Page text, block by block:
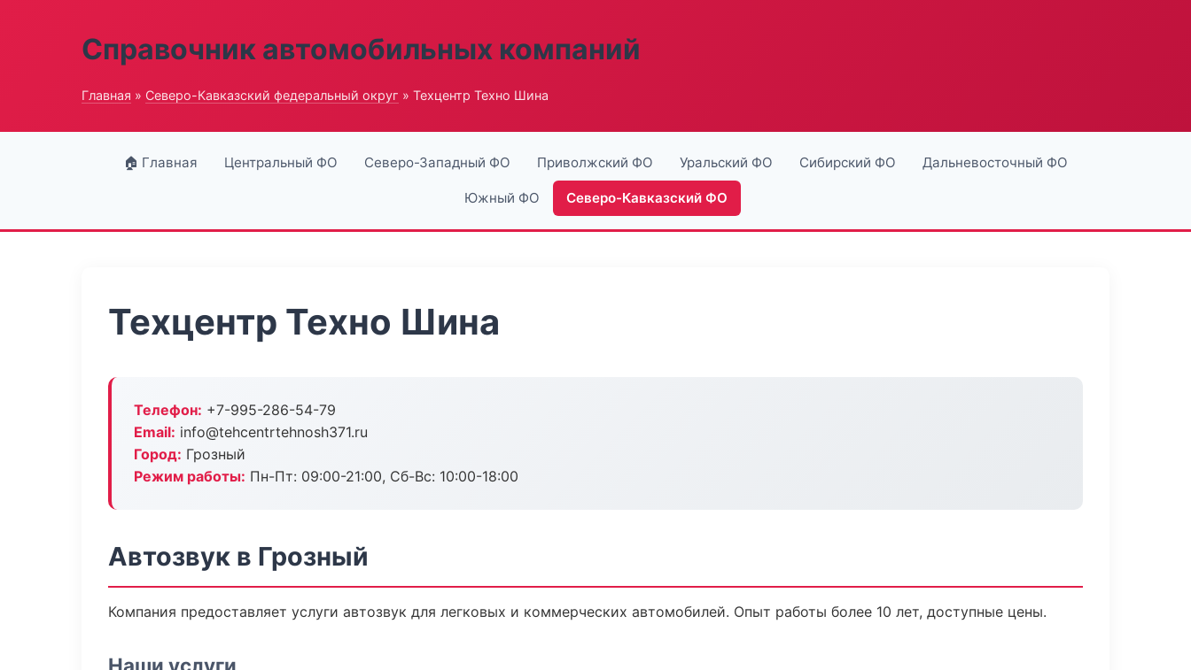
Справочник автомобильных компаний
Главная » Северо-Кавказский федеральный округ » Техцентр Техно Шина
🏠 Главная Центральный ФО Северо-Западный ФО Приволжский ФО Уральский ФО Сибирский ФО Дальневосточный ФО
Южный ФО Северо-Кавказский ФО
Техцентр Техно Шина
Телефон: +7-995-286-54-79
Email: info@tehcentrtehnosh371.ru
Город: Грозный
Режим работы: Пн-Пт: 09:00-21:00, Сб-Вс: 10:00-18:00
Автозвук в Грозный
Компания предоставляет услуги автозвук для легковых и коммерческих автомобилей. Опыт работы более 10 лет, доступные цены.
Наши услуги